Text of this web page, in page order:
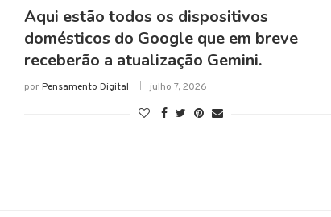
Aqui estão todos os dispositivos
domésticos do Google que em breve
receberão a atualização Gemini.
porPensamento Digital julho 7, 2026